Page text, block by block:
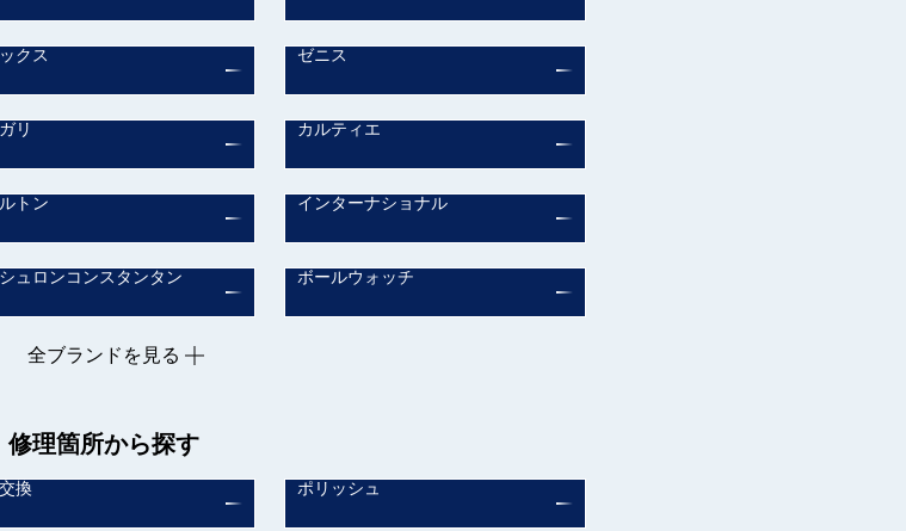
クス ゼニス
リ カルティエ
トン インターナショナル
ュロンコンスタンタン ボールウォッチ
全ブランドを見る
修理箇所から探す
換 ポリッシュ